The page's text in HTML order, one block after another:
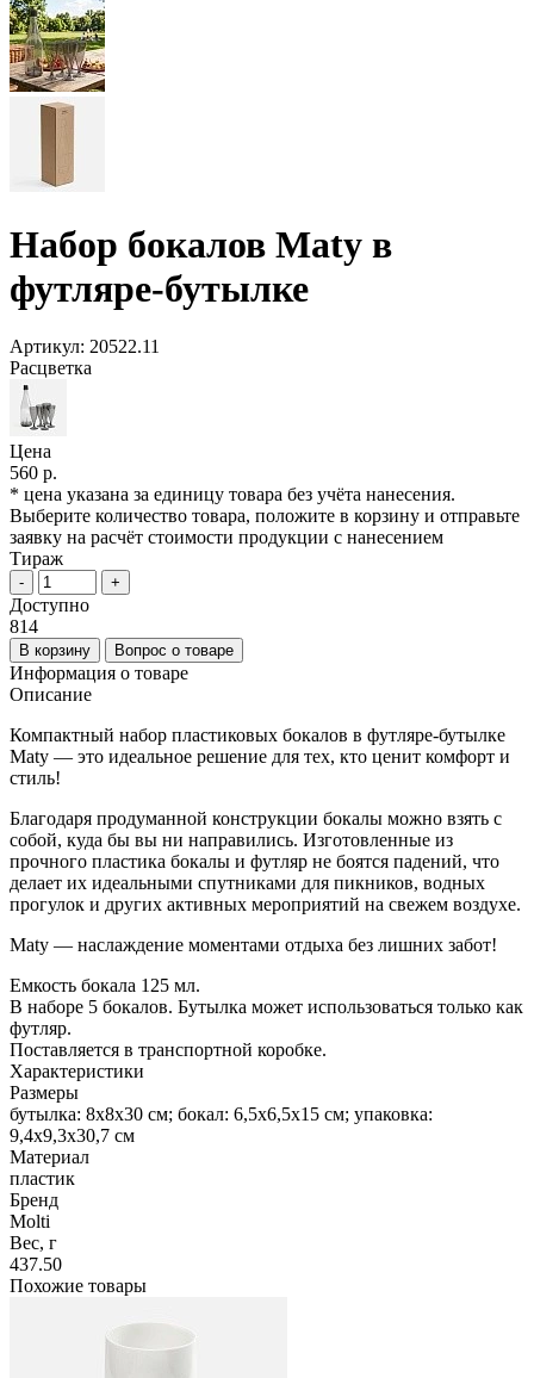
Набор бокалов Maty в
футляре-бутылке
Артикул: 20522.11
Расцветка
Цена
560 р.
* цена указана за единицу товара без учёта нанесения.
Выберите количество товара, положите в корзину и отправьте
заявку на расчёт стоимости продукции с нанесением
Тираж
- +
Доступно
814
В корзину Вопрос о товаре
Информация о товаре
Описание
Компактный набор пластиковых бокалов в футляре-бутылке
Maty — это идеальное решение для тех, кто ценит комфорт и
стиль!
Благодаря продуманной конструкции бокалы можно взять с
собой, куда бы вы ни направились. Изготовленные из
прочного пластика бокалы и футляр не боятся падений, что
делает их идеальными спутниками для пикников, водных
прогулок и других активных мероприятий на свежем воздухе.
Maty — наслаждение моментами отдыха без лишних забот!
Емкость бокала 125 мл.
В наборе 5 бокалов. Бутылка может использоваться только как
футляр.
Поставляется в транспортной коробке.
Характеристики
Размеры
бутылка: 8х8х30 см; бокал: 6,5х6,5х15 см; упаковка:
9,4х9,3х30,7 см
Материал
пластик
Бренд
Molti
Вес, г
437.50
Похожие товары